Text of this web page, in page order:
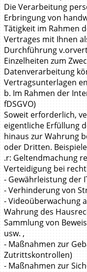
Die Verarbeitung
Erbringung von
Tätigkeit im Rahmen
Vertrages mit Ihnen
Durchführung
Einzelheiten zum
Datenverarbeitung
Vertragsunterlagen
b. Im Rahmen der
fDSGVO)
Soweit erforderlich,
eigentliche Erfüllung
hinaus zur Wahrung
oder Dritten.
.r: Geltendmachung
Verteidigung bei
- Gewährleistung der
- Verhinderung von
- Videoüberwachung
Wahrung des
Sammlung von
usw. ,
- Maßnahmen zur
Zutrittskontrollen)
- Maßnahmen zur